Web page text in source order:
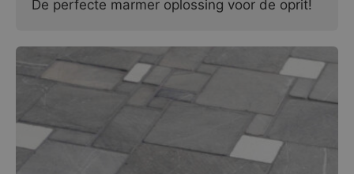
De perfecte marmer oplossing voor de oprit!